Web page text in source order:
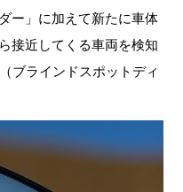
ー」に加えて新たに車体
接近してくる車両を検知
ブラインドスポットディ